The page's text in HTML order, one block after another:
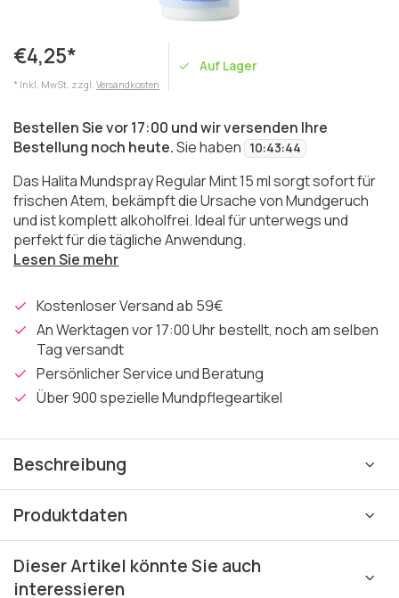
€4,25*
* Inkl. MwSt. zzgl. Versandkosten
Auf Lager
Bestellen Sie vor 17:00 und wir versenden Ihre
Bestellung noch heute.Sie haben 10:43:44
Das Halita Mundspray Regular Mint 15 ml sorgt sofort für
frischen Atem, bekämpft die Ursache von Mundgeruch
und ist komplett alkoholfrei. Ideal für unterwegs und
perfekt für die tägliche Anwendung.
Lesen Sie mehr
Kostenloser Versand ab 59€
An Werktagen vor 17:00 Uhr bestellt, noch am selben
Tag versandt
Persönlicher Service und Beratung
Über 900 spezielle Mundpflegeartikel
Beschreibung
Produktdaten
Dieser Artikel könnte Sie auch
interessieren